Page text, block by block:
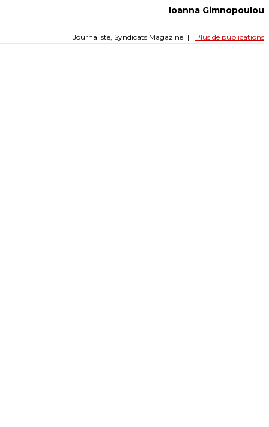
Ioanna Gimnopoulou
Journaliste, Syndicats Magazine | Plus de publications